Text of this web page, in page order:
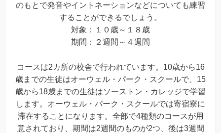
のもとで発音やイントネーションなどについても練習
することができるでしょう。
対象：１０歳～１８歳
期間：２週間～４週間
コースは2カ所の校舎で行われています。10歳から16
歳までの生徒はオーウェル・パーク・スクールで、15
歳から18歳までの生徒はソーストン・カレッジで学習
します。オーウェル・パーク・スクールでは寄宿寮に
滞在することになります。全部で4種類のコースが用
意されており、期間は2週間のものが2つ、後は3週間